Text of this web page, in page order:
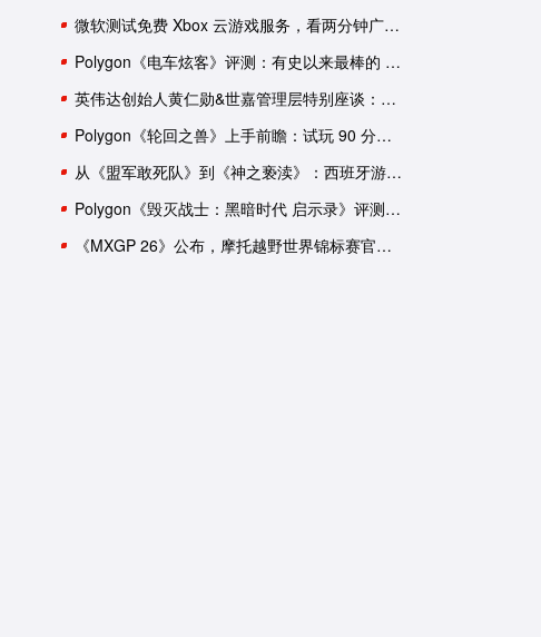
微软测试免费 Xbox 云游戏服务，看两分钟广告可用一小时
Polygon《电车炫客》评测：有史以来最棒的 3D 索尼克游戏！
英伟达创始人黄仁勋&世嘉管理层特别座谈：一次改变命运的邂逅
Polygon《轮回之兽》上手前瞻：试玩 90 分钟后，我依然有一肚子疑惑
从《盟军敢死队》到《神之亵渎》：西班牙游戏工作室盘点
Polygon《毁灭战士：黑暗时代 启示录》评测：轰轰烈烈的谢幕演出？
《MXGP 26》公布，摩托越野世界锦标赛官方游戏回归